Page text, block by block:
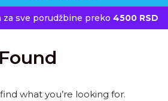
za sve porudžbine preko 4500 RSD
what you’re looking for.